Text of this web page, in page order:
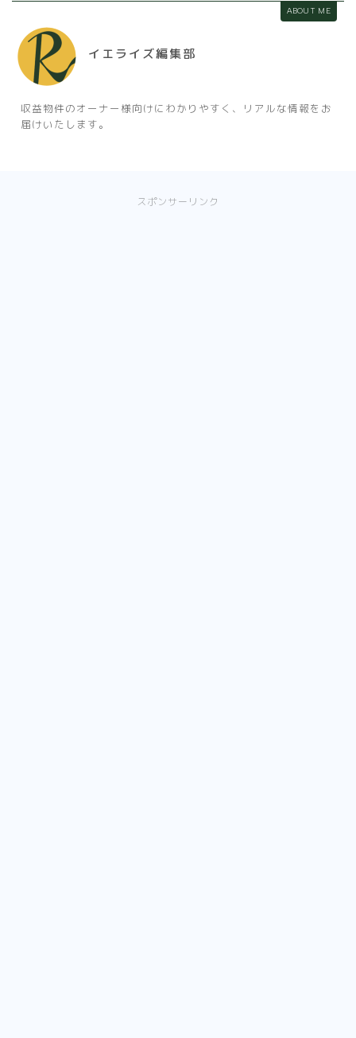
ABOUT ME
イエライズ編集部
収益物件のオーナー様向けにわかりやすく、リアルな情報をお
届けいたします。
スポンサーリンク